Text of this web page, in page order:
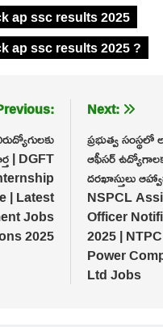
ap ssc results 2025
ap ssc results 2025 ?
| DGFT
| Latest
Jobs
2025
Next:
ప్రభుత్వ సంస్థలో
ఆఫీసర్
దరఖాస్తులు
NSPCL
Officer
2025 |
Power
Ltd Jobs